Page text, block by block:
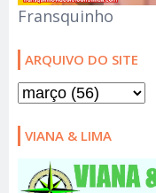
Fransquinho
ARQUIVO DO SITE
VIANA & LIMA